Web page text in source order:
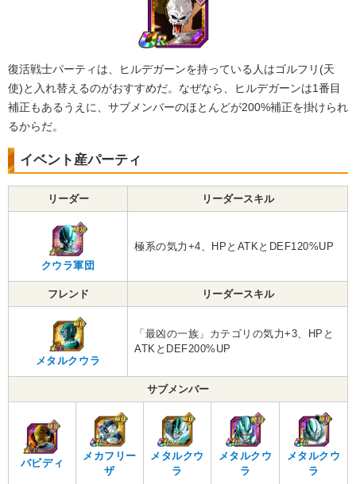
復活戦士パーティは、ヒルデガーンを持っている人はゴルフリ(天
使)と入れ替えるのがおすすめだ。なぜなら、ヒルデガーンは1番目
補正もあるうえに、サブメンバーのほとんどが200%補正を掛けられ
るからだ。
イベント産パーティ
リーダー リーダースキル
クウラ軍団
極系の気力+4、HPとATKとDEF120%UP
フレンド リーダースキル
メタルクウラ
「最凶の一族」カテゴリの気力+3、HPと
ATKとDEF200%UP
サブメンバー
バビディ
メカフリー
ザ
メタルクウ
ラ
メタルクウ
ラ
メタルクウ
ラ